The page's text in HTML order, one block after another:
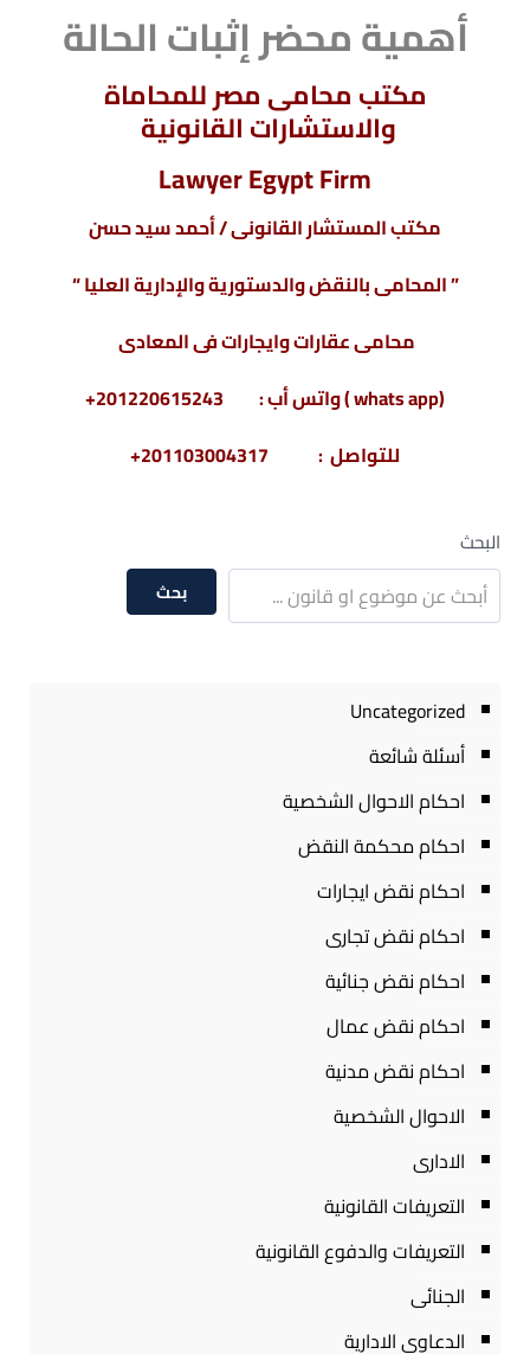
أهمية محضر إثبات الحالة
مكتب محامى مصر للمحاماة
والاستشارات القانونية
Lawyer Egypt Firm
مكتب المستشار القانونى / أحمد سيد حسن
” المحامى بالنقض والدستورية والإدارية العليا “
محامى عقارات وايجارات فى المعادى
(whats app ) واتس أب : 201220615243+
للتواصل : 201103004317+
البحث
بحث
Uncategorized
أسئلة شائعة
احكام الاحوال الشخصية
احكام محكمة النقض
احكام نقض ايجارات
احكام نقض تجارى
احكام نقض جنائية
احكام نقض عمال
احكام نقض مدنية
الاحوال الشخصية
الادارى
التعريفات القانونية
التعريفات والدفوع القانونية
الجنائى
الدعاوى الادارية